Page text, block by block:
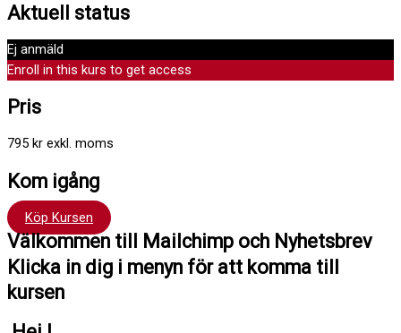
Aktuell status
Ej anmäld
Enroll in this kurs to get access
Pris
795 kr exkl. moms
Kom igång
Köp Kursen
Välkommen till Mailchimp och Nyhetsbrev
Klicka in dig i menyn för att komma till
kursen